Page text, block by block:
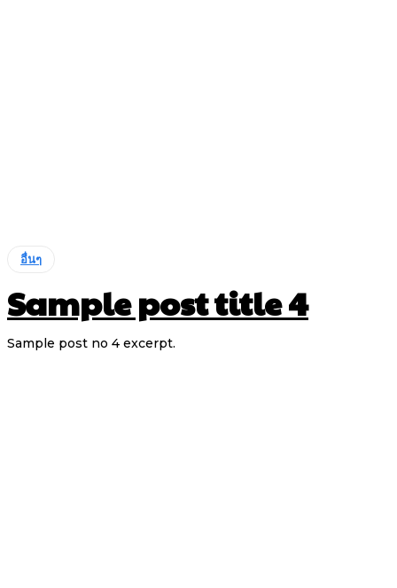
อื่นๆ
Sample post title 4
Sample post no 4 excerpt.